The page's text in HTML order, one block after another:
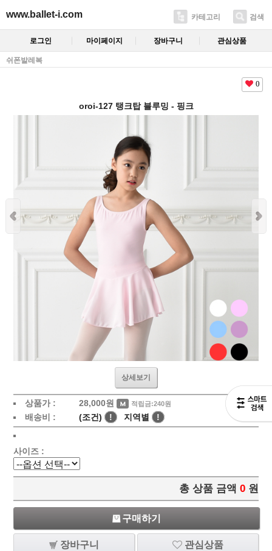
www.ballet-i.com 카테고리 검색
로그인 마이페이지 장바구니 관심상품
쉬폰발레복
0
oroi-127 탱크탑 블루밍 - 핑크
상세보기
상품가 : 28,000원 적립금:240원
배송비 : (조건) ! 지역별 !
사이즈 :
총 상품 금액 0 원
구매하기
장바구니 관심상품